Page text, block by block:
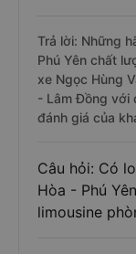
Trả lời: Những
Phú Yên chất
xe Ngọc Hùng
- Lâm Đồng với
đánh giá của
Câu hỏi: Có
Hòa - Phú
limousine